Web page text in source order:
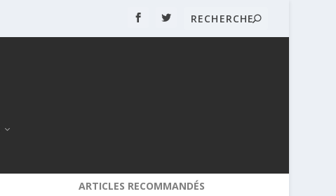
ARTICLES RECOMMANDÉS